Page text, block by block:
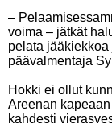
–
voima – jätkät
pelata
päävalmentaja
Hokki ei ollut
Areenan
kahdesti